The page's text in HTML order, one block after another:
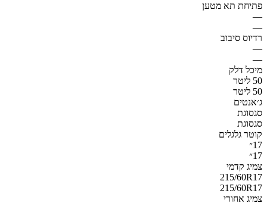
פתיחת תא מטען
—
—
רדיוס סיבוב
—
—
מיכל דלק
50 ליטר
50 ליטר
ג׳אנטים
סגסוגת
סגסוגת
קוטר גלגלים
17״
17״
צמיג קדמי
215/60R17
215/60R17
צמיג אחורי